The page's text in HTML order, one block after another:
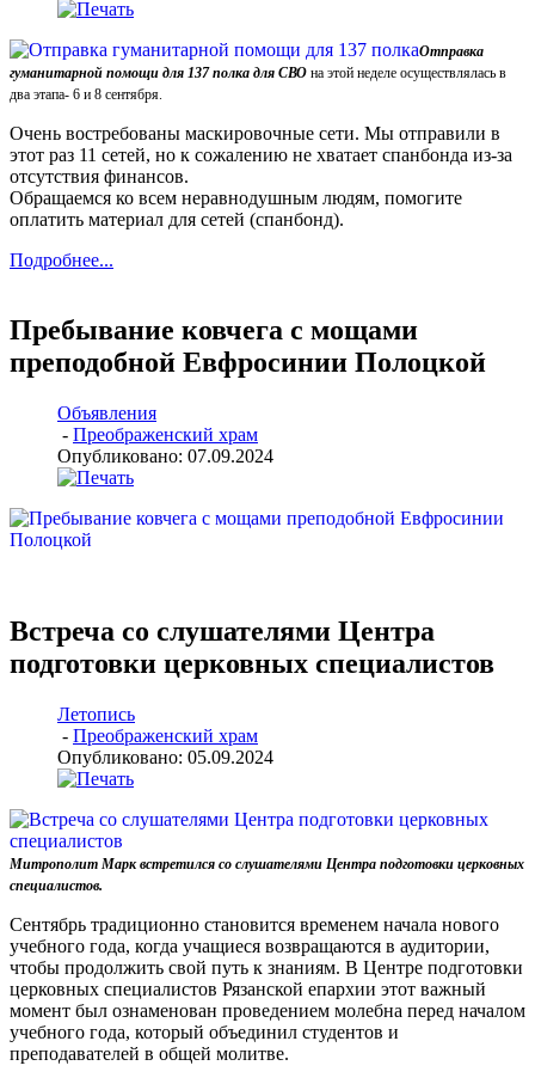
Отправка
гуманитарной помощи для 137 полка для СВО на этой неделе осуществлялась в
два этапа- 6 и 8 сентября.
Очень востребованы маскировочные сети. Мы отправили в
этот раз 11 сетей, но к сожалению не хватает спанбонда из-за
отсутствия финансов.
Обращаемся ко всем неравнодушным людям, помогите
оплатить материал для сетей (спанбонд).
Подробнее...
Пребывание ковчега с мощами
преподобной Евфросинии Полоцкой
Объявления
- Преображенский храм
Опубликовано: 07.09.2024
Встреча со слушателями Центра
подготовки церковных специалистов
Летопись
- Преображенский храм
Опубликовано: 05.09.2024
Митрополит Марк встретился со слушателями Центра подготовки церковных
специалистов.
Сентябрь традиционно становится временем начала нового
учебного года, когда учащиеся возвращаются в аудитории,
чтобы продолжить свой путь к знаниям. В Центре подготовки
церковных специалистов Рязанской епархии этот важный
момент был ознаменован проведением молебна перед началом
учебного года, который объединил студентов и
преподавателей в общей молитве.